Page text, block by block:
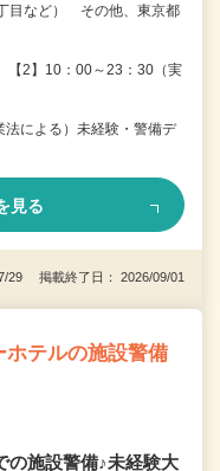
目など） その他、東京都
【2】10：00～23：30（実
による）未経験・警備デ
見る
29 掲載終了日： 2026/09/01
ホテルの施設警備
の施設警備♪未経験大